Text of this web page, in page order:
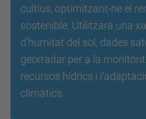
cultius, optimitzant-ne el
sostenible. Utilitzarà una
d'humitat del sòl, dades
georradar per a la
recursos hídrics i
climàtics.